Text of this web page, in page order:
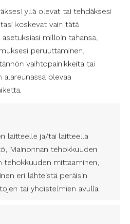
yllä olevat tai tehdäksesi
koskevat vain tätä
milloin tahansa,
peruuttaminen,
vaihtopainikkeita tai
alareunassa olevaa
laitteelle ja/tai laitteella
Mainonnan tehokkuuden
tehokkuuden mittaaminen,
eri lähteistä peräisin
tai yhdistelmien avulla.
tukenasi
on arvokas tuki
Avustaja voi auttaa
voi esimerkiksi auttaa
tukea varusteiden kanssa tai
toimintaan.
elämänlaadun
tarjoaa laadukkaita ja
ympäri
asiakkaan itsenäistä elämää